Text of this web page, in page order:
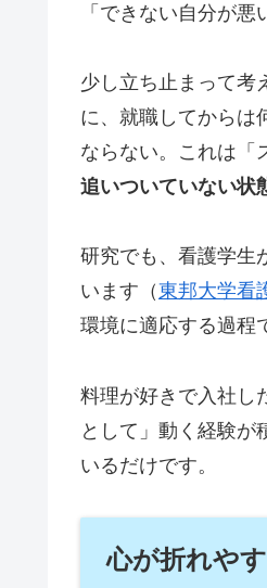
「できない自分が
少し立ち止まって考
に、就職してからは
ならない。これは「
追いついていない状
研究でも、看護学生
います（東邦大学看
環境に適応する過程
料理が好きで入社し
として」動く経験が
いるだけです。
心が折れや